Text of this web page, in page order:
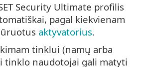
Security Ultimate profilis
pagal kiekvienam
aktyvatorius.
tinklui (namų arba
tinklo naudotojai gali matyti